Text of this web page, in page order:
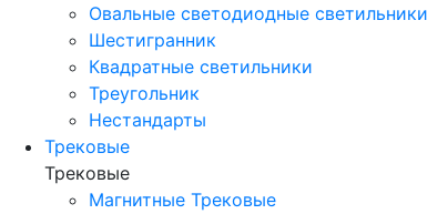
Овальные светодиодные светильники
Шестигранник
Квадратные светильники
Треугольник
Нестандарты
Трековые
Трековые
Магнитные Трековые